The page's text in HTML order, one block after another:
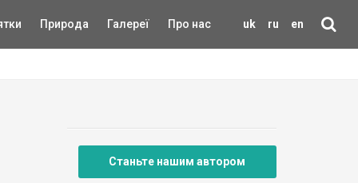
uk ru en
Природа Галереї Про нас
Станьте нашим автором